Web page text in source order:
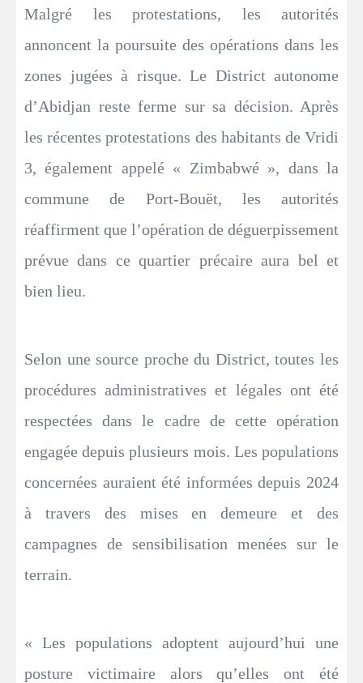
Malgré les protestations, les autorités
annoncent la poursuite des opérations dans les
zones jugées à risque. Le District autonome
d’Abidjan reste ferme sur sa décision. Après
les récentes protestations des habitants de Vridi
3, également appelé « Zimbabwé », dans la
commune de Port-Bouët, les autorités
réaffirment que l’opération de déguerpissement
prévue dans ce quartier précaire aura bel et
bien lieu.
Selon une source proche du District, toutes les
procédures administratives et légales ont été
respectées dans le cadre de cette opération
engagée depuis plusieurs mois. Les populations
concernées auraient été informées depuis 2024
à travers des mises en demeure et des
campagnes de sensibilisation menées sur le
terrain.
« Les populations adoptent aujourd’hui une
posture victimaire alors qu’elles ont été